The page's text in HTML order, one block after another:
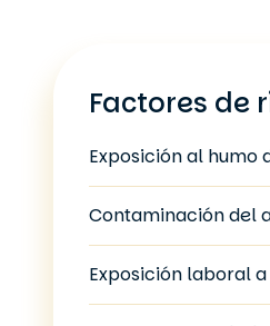
Factores de
Exposición al
Contaminación del
Exposición laboral